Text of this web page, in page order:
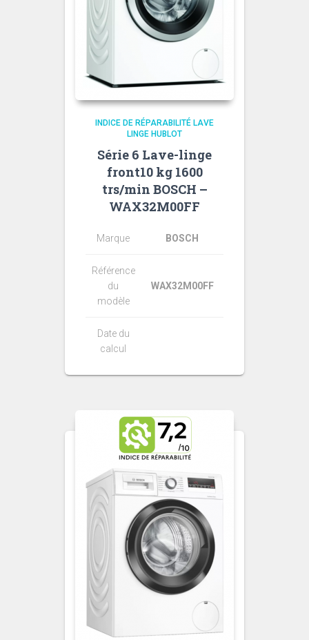
INDICE DE RÉPARABILITÉ LAVE
LINGE HUBLOT
Série 6 Lave-linge
front10 kg 1600
trs/min BOSCH –
WAX32M00FF
Marque BOSCH
Référence
du
modèle
WAX32M00FF
Date du
calcul